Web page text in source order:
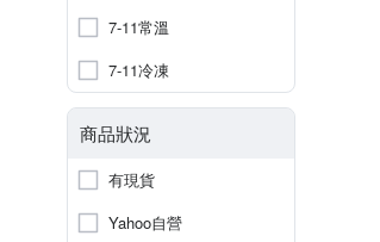
7-11常溫
7-11冷凍
商品狀況
有現貨
Yahoo自營